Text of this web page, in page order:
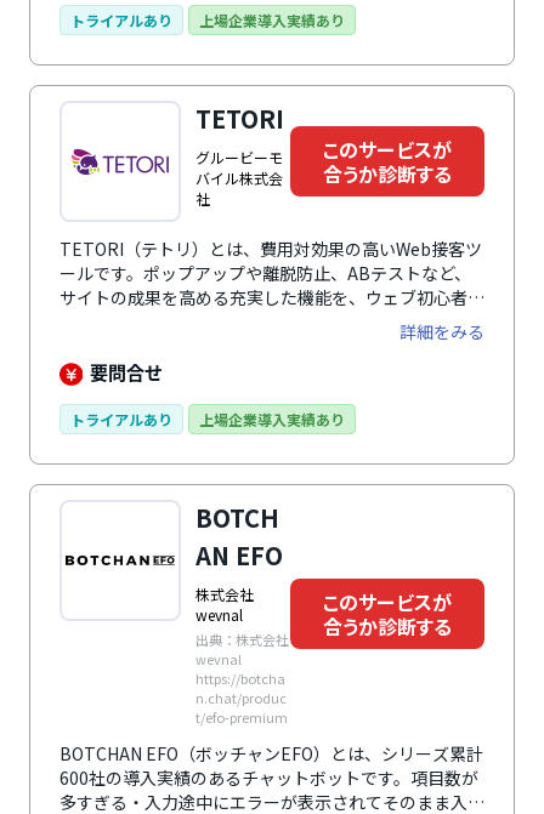
も可能です。これにより、生成AI（AI AgentPlus）、フ
組み合わせた運用を実現します。
トライアルあり 上場企業導入実績あり
TETORI
グルービーモ
バイル株式会
社
このサービスが
合うか診断する
TETORI（テトリ）とは、費用対効果の高いWeb接客ツ
ールです。ポップアップや離脱防止、ABテストなど、
サイトの成果を高める充実した機能を、ウェブ初心者で
も直感的で簡単に操作できるノーコード設計で提供して
います。100種類以上の業種別テンプレートや充実した
無償サポートも備え、ECや学校など、幅広いWebサイ
歴を読み解く高度なAIが、24時間ユーザーの課題を解
詳細をみる
要問合せ
トライアルあり 上場企業導入実績あり
BOTCH
AN EFO
株式会社
wevnal
出典：株式会社
wevnal
https://botcha
n.chat/produc
t/efo-premium
このサービスが
合うか診断する
BOTCHAN EFO（ボッチャンEFO）とは、シリーズ累計
600社の導入実績のあるチャットボットです。項目数が
多すぎる・入力途中にエラーが表示されてそのまま入力